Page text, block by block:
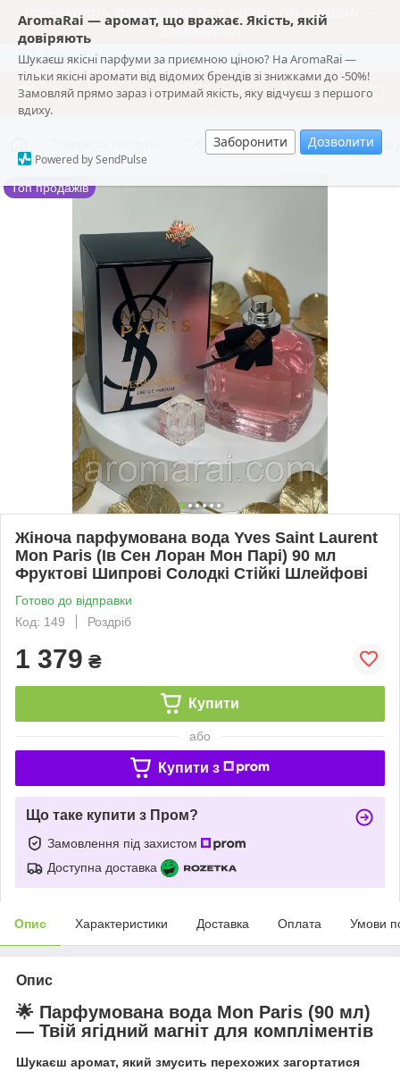
AromaRai — аромат, що вражає. Якість, якій
довіряють
Шукаєш якісні парфуми за приємною ціною? На AromaRai —
тільки якісні аромати від відомих брендів зі знижками до -50%!
Замовляй прямо зараз і отримай якість, яку відчуєш з першого
вдиху.
Заборонити Дозволити
Powered by SendPulse
Топ-якість парфумів без удару по кишені —
замовляй!
AromaRai
ТОП ароматів 2026 Жіноча
Топ продажів
Жіноча парфумована вода Yves Saint Laurent
Mon Paris (Ів Сен Лоран Мон Парі) 90 мл
Фруктові Шипрові Солодкі Стійкі Шлейфові
Готово до відправки
Код: 149
Роздріб
1 379 ₴
Купити
або
Купити з
Що таке купити з Пром?
Замовлення під захистом
Доступна доставка
Опис Характеристики Доставка Оплата Умови
Опис
🌟 Парфумована вода Mon Paris (90 мл)
— Твій ягідний магніт для компліментів
Шукаєш аромат, який змусить перехожих загортатися